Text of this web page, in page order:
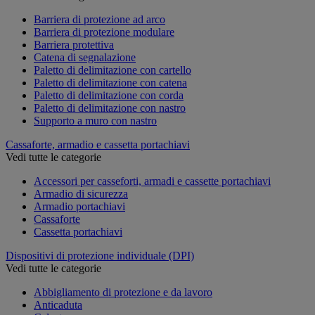
Barriera di protezione ad arco
Barriera di protezione modulare
Barriera protettiva
Catena di segnalazione
Paletto di delimitazione con cartello
Paletto di delimitazione con catena
Paletto di delimitazione con corda
Paletto di delimitazione con nastro
Supporto a muro con nastro
Cassaforte, armadio e cassetta portachiavi
Vedi tutte le categorie
Accessori per casseforti, armadi e cassette portachiavi
Armadio di sicurezza
Armadio portachiavi
Cassaforte
Cassetta portachiavi
Dispositivi di protezione individuale (DPI)
Vedi tutte le categorie
Abbigliamento di protezione e da lavoro
Anticaduta